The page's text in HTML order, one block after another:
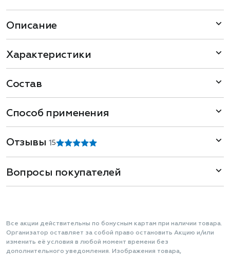
Описание
Характеристики
Состав
Способ применения
Отзывы1 5
Вопросы покупателей
Все акции действительны по бонусным картам при наличии товара.
Организатор оставляет за собой право остановить Акцию и/или
изменить её условия в любой момент времени без
дополнительного уведомления. Изображения товара,